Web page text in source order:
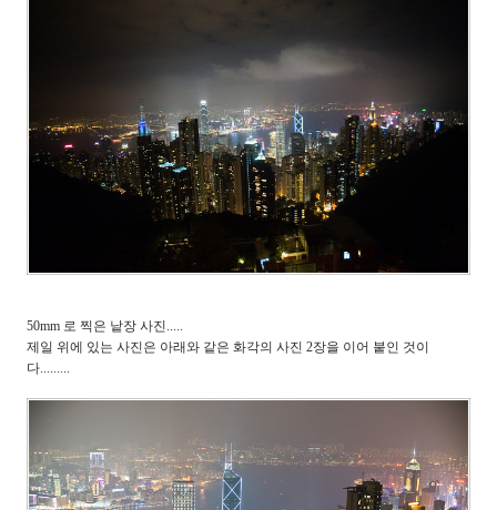
50mm 로 찍은 낱장 사진.....
제일 위에 있는 사진은 아래와 같은 화각의 사진 2장을 이어 붙인 것이
다.........